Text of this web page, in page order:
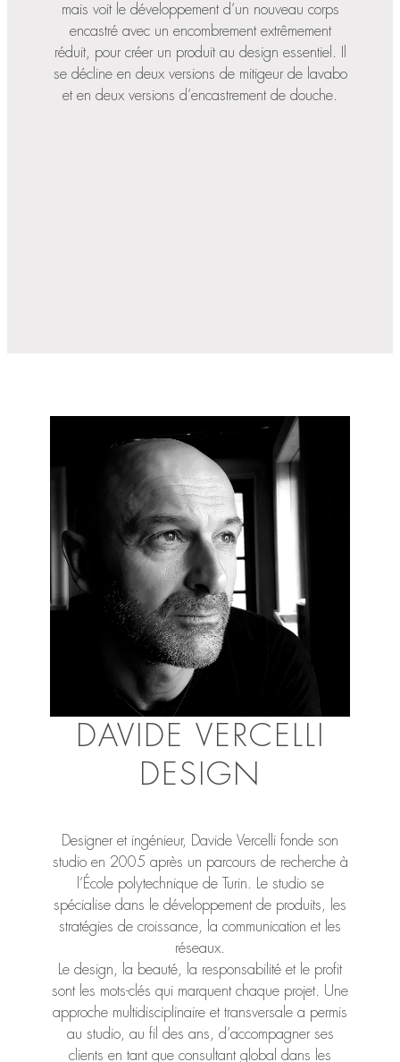
mais voit le développement d’un nouveau corps
encastré avec un encombrement extrêmement
réduit, pour créer un produit au design essentiel. Il
se décline en deux versions de mitigeur de lavabo
et en deux versions d’encastrement de douche.
DAVIDE VERCELLI
DESIGN
Designer et ingénieur, Davide Vercelli fonde son
studio en 2005 après un parcours de recherche à
l’École polytechnique de Turin. Le studio se
spécialise dans le développement de produits, les
stratégies de croissance, la communication et les
réseaux.
Le design, la beauté, la responsabilité et le profit
sont les mots-clés qui marquent chaque projet. Une
approche multidisciplinaire et transversale a permis
au studio, au fil des ans, d’accompagner ses
clients en tant que consultant global dans les